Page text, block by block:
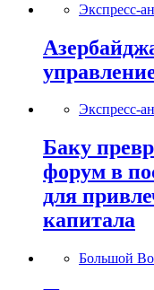
Экспресс-
Экспресс-
Баку
форум в
для
капитала
Большой